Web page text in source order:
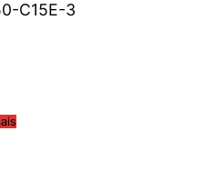
C15E-3